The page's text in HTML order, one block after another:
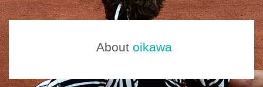
About oikawa